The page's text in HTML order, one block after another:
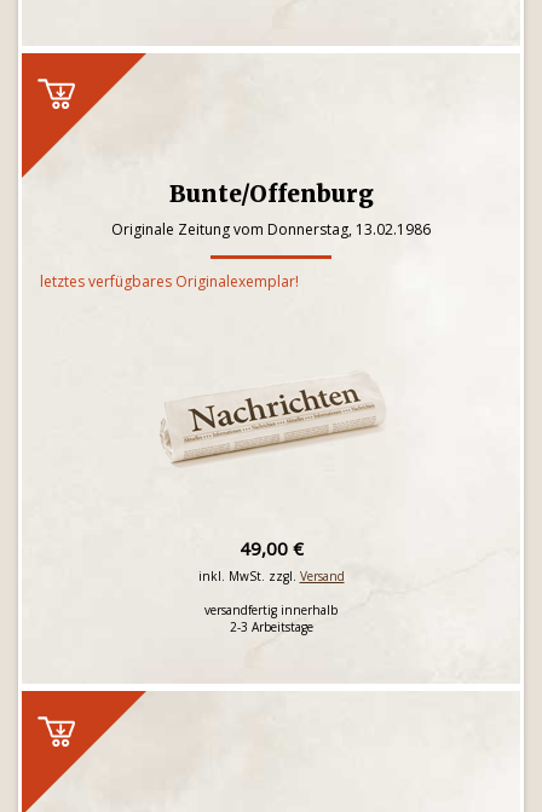
Bunte/Offenburg
Originale Zeitung vom Donnerstag, 13.02.1986
letztes verfügbares Originalexemplar!
49,00 €
inkl. MwSt. zzgl. Versand
versandfertig innerhalb
2-3 Arbeitstage